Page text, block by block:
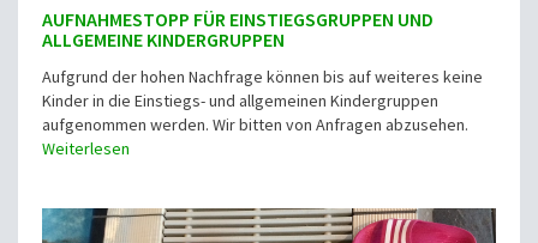
AUFNAHMESTOPP FÜR EINSTIEGSGRUPPEN UND
ALLGEMEINE KINDERGRUPPEN
Aufgrund der hohen Nachfrage können bis auf weiteres keine
Kinder in die Einstiegs- und allgemeinen Kindergruppen
aufgenommen werden. Wir bitten von Anfragen abzusehen.
Weiterlesen